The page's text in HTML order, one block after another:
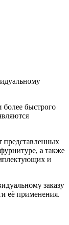
быстрого
представленных
а также
и
заказу
её применения.